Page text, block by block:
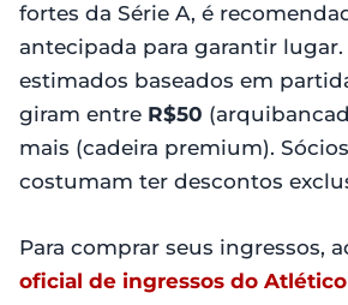
fortes da Série A, é
antecipada para garantir lugar.
estimados baseados em
giram entre R$50
mais (cadeira premium).
costumam ter descontos
Para comprar seus ingressos,
oficial de ingressos do